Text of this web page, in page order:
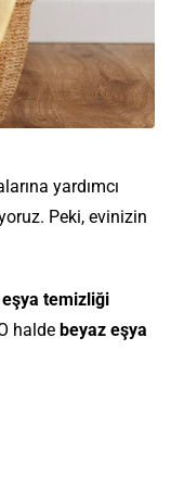
yardımcı
Peki, evinizin
temizliği
halde beyaz eşya